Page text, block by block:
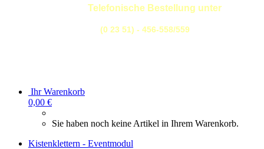
Telefonische Bestellung unter
(0 23 51) - 456-558/559
Ihr Warenkorb
0,00 €
Sie haben noch keine Artikel in Ihrem Warenkorb.
Kistenklettern - Eventmodul